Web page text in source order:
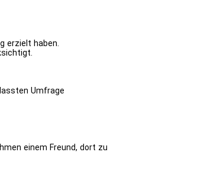
erzielt haben.
Umfrage
einem Freund, dort zu